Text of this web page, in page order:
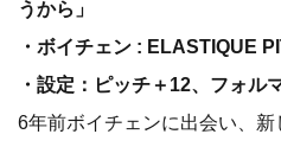
うから」
・ボイチェン : ELASTIQUE
・設定：ピッチ＋12、フォル
6年前ボイチェンに出会い、新